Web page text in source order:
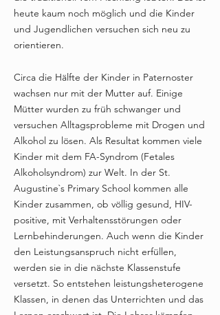
heute kaum noch möglich und die Kinder
und Jugendlichen versuchen sich neu zu
orientieren.
Circa die Hälfte der Kinder in Paternoster
wachsen nur mit der Mutter auf. Einige
Mütter wurden zu früh schwanger und
versuchen Alltagsprobleme mit Drogen und
Alkohol zu lösen. Als Resultat kommen viele
Kinder mit dem FA-Syndrom (Fetales
Alkoholsyndrom) zur Welt. In der St.
Augustine`s Primary School kommen alle
Kinder zusammen, ob völlig gesund, HIV-
positive, mit Verhaltensstörungen oder
Lernbehinderungen. Auch wenn die Kinder
den Leistungsanspruch nicht erfüllen,
werden sie in die nächste Klassenstufe
versetzt. So entstehen leistungsheterogene
Klassen, in denen das Unterrichten und das